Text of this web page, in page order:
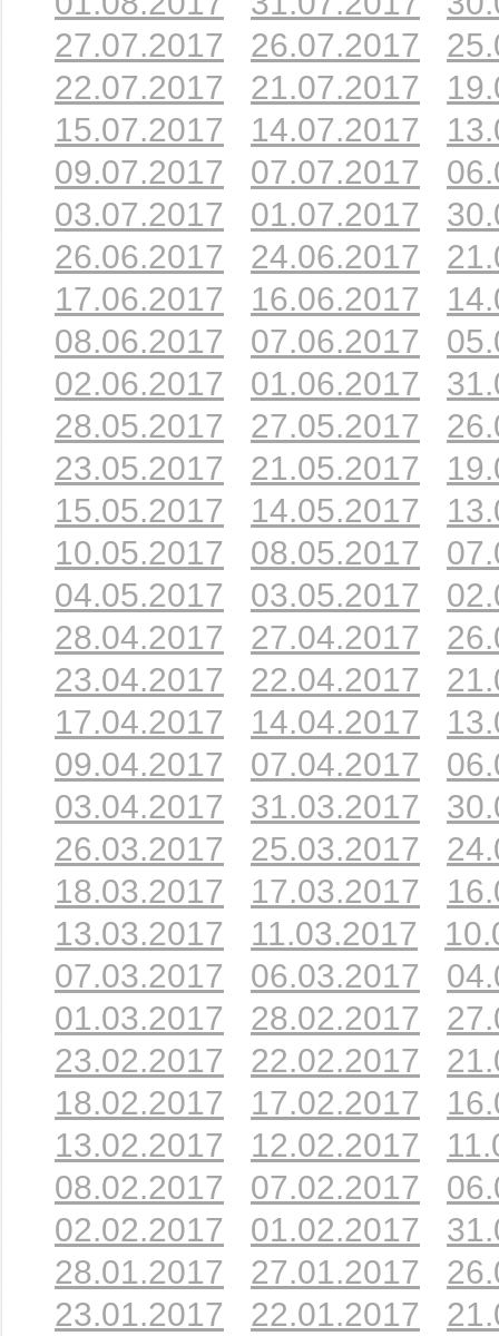
27.07.2017
26.07.2017
22.07.2017
21.07.2017
15.07.2017
14.07.2017
09.07.2017
07.07.2017
03.07.2017
01.07.2017
26.06.2017
24.06.2017
17.06.2017
16.06.2017
08.06.2017
07.06.2017
02.06.2017
01.06.2017
28.05.2017
27.05.2017
23.05.2017
21.05.2017
15.05.2017
14.05.2017
10.05.2017
08.05.2017
04.05.2017
03.05.2017
28.04.2017
27.04.2017
23.04.2017
22.04.2017
17.04.2017
14.04.2017
09.04.2017
07.04.2017
03.04.2017
31.03.2017
26.03.2017
25.03.2017
18.03.2017
17.03.2017
13.03.2017
11.03.2017
07.03.2017
06.03.2017
01.03.2017
28.02.2017
23.02.2017
22.02.2017
18.02.2017
17.02.2017
13.02.2017
12.02.2017
08.02.2017
07.02.2017
02.02.2017
01.02.2017
28.01.2017
27.01.2017
23.01.2017
22.01.2017